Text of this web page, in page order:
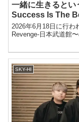
一緒に生きると
Success Is The
2026年6月18日に行
Revenge-日本武道館〜
SKY-HI